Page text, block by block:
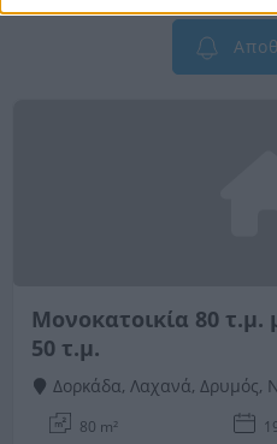
Μονοκατοικία 80
50 τ.μ.
Δορκάδα, Λαχανά, Δρυμός,
80 m²